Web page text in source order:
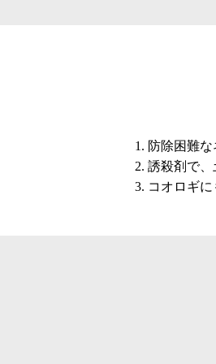
防除困難
誘殺剤で、
コオロギに